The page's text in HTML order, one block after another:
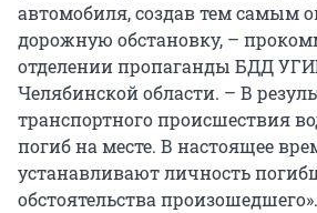
автомобиля, создав тем самым
дорожную обстановку, –
отделении пропаганды БДД
Челябинской области. – В
транспортного происшествия
погиб на месте. В настоящее
устанавливают личность
обстоятельства произошедшего».